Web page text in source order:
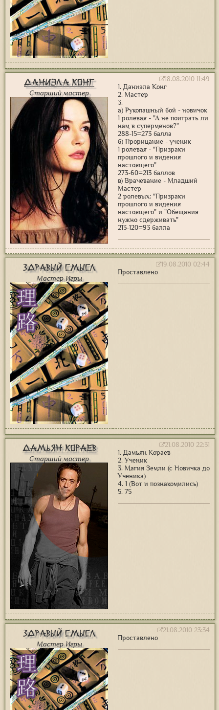
Даниэла Конг
Старший мастер
18.08.2010 11:49
1. Даниэла Конг
2. Мастер
3.
а) Рукопашный бой - новичок
1 ролевая - "А не поиграть ли
нам в суперменов?"
288-15=273 балла
б) Прорицание - ученик
1 ролевая - "Призраки
прошлого и видения
настоящего"
273-60=213 баллов
в) Врачевание - Младший
Мастер
2 ролевых: "Призраки
прошлого и видения
настоящего" и "Обещания
нужно сдерживать"
213-120=93 балла
Здравый Смысл
Мастер Игры
19.08.2010 02:44
Проставлено
Дамьян Кораев
Старший мастер
21.08.2010 22:31
1. Дамьян Кораев
2. Ученик
3. Магия Земли (с Новичка до
Ученика)
4. 1 (Вот и познакомились)
5. 75
Здравый Смысл
Мастер Игры
21.08.2010 23:34
Проставлено